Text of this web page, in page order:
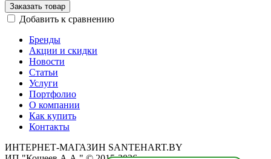
Заказать товар
Добавить к сравнению
Бренды
Акции и скидки
Новости
Статьи
Услуги
Портфолио
О компании
Как купить
Контакты
ИНТЕРНЕТ-МАГАЗИН SANTEHART.BY